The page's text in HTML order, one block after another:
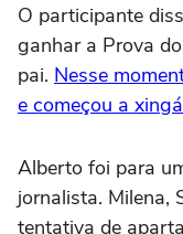
O participante
ganhar a Prova
pai. Nesse
e começou a
Alberto foi para
jornalista. Milena,
tentativa de